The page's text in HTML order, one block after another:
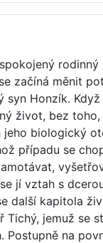
začíná měnit
syn Honzík.
život, bez
biologický
případu se
jí vztah s
další kapitola
jemuž se
Postupně na